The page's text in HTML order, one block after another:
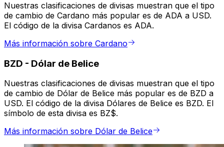
Nuestras clasificaciones de divisas muestran que el tipo
de cambio de Cardano más popular es de ADA a USD.
El código de la divisa Cardanos es ADA.
Más información sobre Cardano
BZD - Dólar de Belice
Nuestras clasificaciones de divisas muestran que el tipo
de cambio de Dólar de Belice más popular es de BZD a
USD. El código de la divisa Dólares de Belice es BZD. El
símbolo de esta divisa es BZ$.
Más información sobre Dólar de Belice